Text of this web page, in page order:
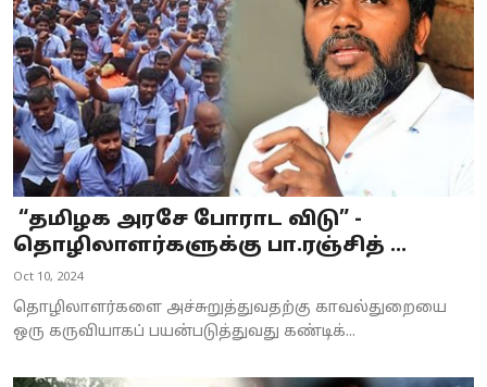
“தமிழக அரசே போராட விடு” -
தொழிலாளர்களுக்கு பா.ரஞ்சித் ...
Oct 10, 2024
தொழிலாளர்களை அச்சுறுத்துவதற்கு காவல்துறையை
ஒரு கருவியாகப் பயன்படுத்துவது கண்டிக்...